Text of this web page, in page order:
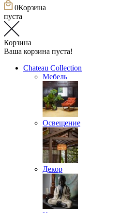
0Корзина
пуста
Корзина
Ваша корзина пуста!
Chateau Collection
Мебель
Освещение
Декор